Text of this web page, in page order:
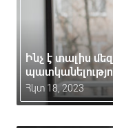
Ինչ է տալիս
Հկտ 18, 2023